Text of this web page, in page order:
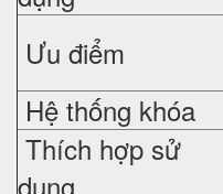
Ưu điểm
Hệ thống khóa
Thích hợp sử
dụng